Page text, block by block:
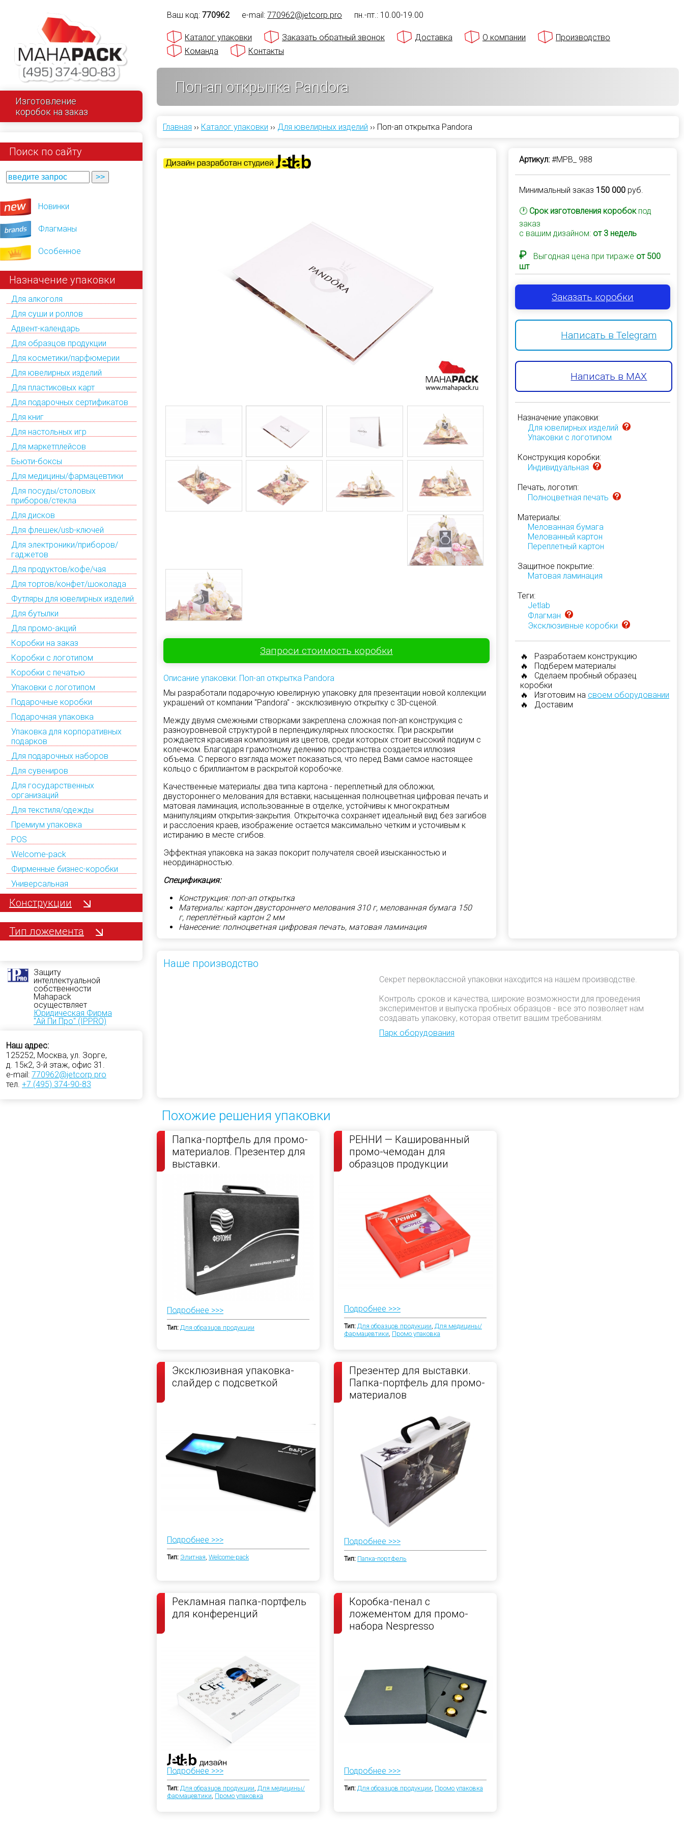
Изготовление
коробок на заказ
Поиск по сайту
Новинки
Флагманы
Особенное
Назначение упаковки
Для алкоголя
Для суши и роллов
Адвент-календарь
Для образцов продукции
Для косметики/парфюмерии
Для ювелирных изделий
Для пластиковых карт
Для подарочных сертификатов
Для книг
Для настольных игр
Для маркетплейсов
Бьюти-боксы
Для медицины/фармацевтики
Для посуды/столовых
приборов/стекла
Для дисков
Для флешек/usb-ключей
Для электроники/приборов/
гаджетов
Для продуктов/кофе/чая
Для тортов/конфет/шоколада
Футляры для ювелирных изделий
Для бутылки
Для промо-акций
Коробки на заказ
Коробки с логотипом
Коробки с печатью
Упаковки с логотипом
Подарочные коробки
Подарочная упаковка
Упаковка для корпоративных
подарков
Для подарочных наборов
Для сувениров
Для государственных
организаций
Для текстиля/одежды
Премиум упаковка
POS
Welcome-pack
Фирменные бизнес-коробки
Универсальная
Конструкции
Тип ложемента
Защиту
интеллектуальной
собственности
Mahapack
осуществляет
Юридическая Фирма
"Ай Пи Про" (IPPRO)
Наш адрес:
125252, Москва, ул. Зорге,
д. 15к2, 3-й этаж, офис 31.
e-mail: 770962@jetcorp.pro
тел. +7 (495) 374-90-83
Ваш код: 770962 e-mail: 770962@jetcorp.pro пн.-пт.: 10.00-19.00
Каталог упаковки Заказать обратный звонок Доставка О компании
Производство
Команда
Контакты
Поп-ап открытка Pandora
Главная ›› Каталог упаковки ›› Для ювелирных изделий ›› Поп-ап открытка Pandora
Запроси стоимость коробки
Описание упаковки: Поп-ап открытка Pandora
Мы разработали подарочную ювелирную упаковку для презентации новой коллекции
украшений от компании "Pandora" - эксклюзивную открытку с 3D-сценой.
Между двумя смежными створками закреплена сложная поп-ап конструкция с
разноуровневой структурой в перпендикулярных плоскостях. При раскрытии
рождается красивая композиция из цветов, среди которых стоит высокий подиум с
колечком. Благодаря грамотному делению пространства создается иллюзия
объема. С первого взгляда может показаться, что перед Вами самое настоящее
кольцо с бриллиантом в раскрытой коробочке.
Качественные материалы: два типа картона - переплетный для обложки,
двустороннего мелования для вставки; насыщенная полноцветная цифровая печать и
матовая ламинация, использованные в отделке, устойчивы к многократным
манипуляциям открытия-закрытия. Открыточка сохраняет идеальный вид без загибов
и расслоения краев, изображение остается максимально четким и усточивым к
истиранию в месте сгибов.
Эффектная упаковка на заказ покорит получателя своей изысканностью и
неординарностью.
Спецификация:
Конструкция: поп-ап открытка
Материалы: картон двустороннего мелования 310 г, мелованная бумага 150
г, переплётный картон 2 мм
Нанесение: полноцветная цифровая печать, матовая ламинация
Артикул:#MPB_ 988
Минимальный заказ 150 000руб.
🕐 Срок изготовления коробокпод
заказ
с вашим дизайном: от 3 недель
₽ Выгодная цена при тираже от 500
шт
Заказать коробки
Написать в Telegram
Написать в MAX
Назначение упаковки:
Для ювелирных изделий
Упаковки с логотипом
Конструкция коробки:
Индивидуальная
Печать, логотип:
Полноцветная печать
Материалы:
Мелованная бумага
Мелованный картон
Переплетный картон
Защитное покрытие:
Матовая ламинация
Теги:
Jetlab
Флагман
Эксклюзивные коробки
🔥 Разработаем конструкцию
🔥 Подберем материалы
🔥 Сделаем пробный образец
коробки
🔥 Изготовим на своем оборудовании
🔥 Доставим
Наше производство
Секрет первоклассной упаковки находится на нашем производстве.
Контроль сроков и качества, широкие возможности для проведения
экспериментов и выпуска пробных образцов - все это позволяет нам
создавать упаковку, которая ответит вашим требованиям.
Парк оборудования
Похожие решения упаковки
Папка-портфель для промо-
материалов. Презентер для
выставки.
Подробнее >>>
Тип: Для образцов продукции
РЕННИ — Кашированный
промо-чемодан для
образцов продукции
Подробнее >>>
Тип: Для образцов продукции Для медицины/
фармацевтики Промо упаковка
Эксклюзивная упаковка-
слайдер с подсветкой
Подробнее >>>
Тип: Элитная Welcome-pack
Презентер для выставки.
Папка-портфель для промо-
материалов
Подробнее >>>
Тип: Папка-портфель
Рекламная папка-портфель
для конференций
Подробнее >>>
Тип: Для образцов продукции Для медицины/
фармацевтики Промо упаковка
Коробка-пенал с
ложементом для промо-
набора Nespresso
Подробнее >>>
Тип: Для образцов продукции Промо упаковка